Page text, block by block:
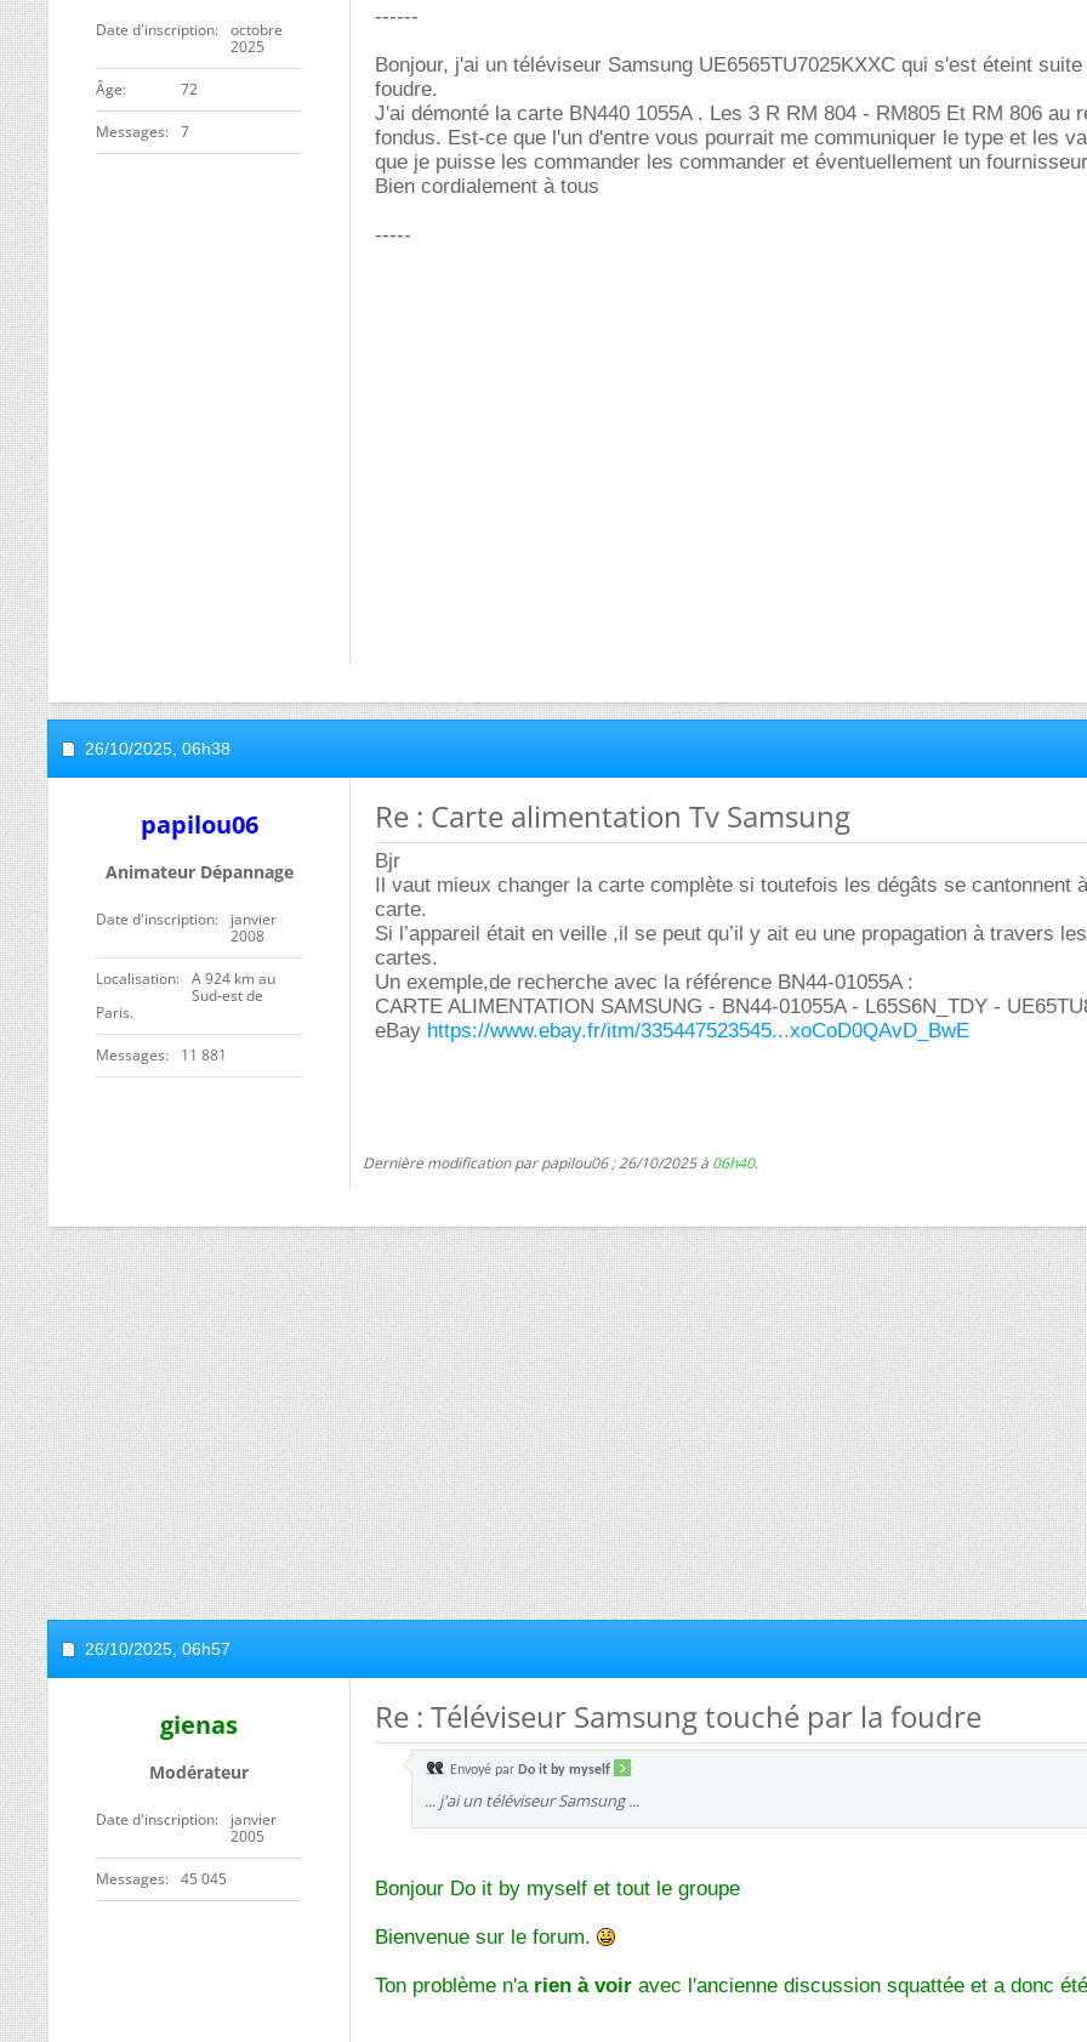
Date d'inscription
octobre
2025
ge 72
Messages 7
------
Bonjour, j'ai un téléviseur Samsung UE6565TU7025KXXC qui s'est éteint suite
foudre.
J'ai démonté la carte BN440 1055A . Les 3 R RM 804 - RM805 Et RM 806 au
fondus. Est-ce que l'un d'entre vous pourrait me communiquer le type et les
que je puisse les commander les commander et éventuellement un
Bien cordialement à tous
-----
26/10/2025, 06h38
papilou06
Animateur Dépannage
Date d'inscription
janvier
2008
Localisation
A 924 km au
Sud-est de
Paris.
Messages 11 881
Re : Carte alimentation Tv Samsung
Bjr
Il vaut mieux changer la carte complète si toutefois les dégâts se cantonnent
carte.
Si l’appareil était en veille ,il se peut qu’il y ait eu une propagation à travers
cartes.
Un exemple,de recherche avec la référence BN44-01055A :
CARTE ALIMENTATION SAMSUNG - BN44-01055A - L65S6N_TDY -
eBay https://www.ebay.fr/itm/335447523545...xoCoD0QAvD_BwE
Dernière modification par papilou06 ; 26/10/2025 à 06h40.
26/10/2025, 06h57
gienas
Modérateur
Date d'inscription
janvier
2005
Messages 45 045
Re : Téléviseur Samsung touché par la foudre
Envoyé par Do it by myself
... j'ai un téléviseur Samsung ...
Bonjour Do it by myself et tout le groupe
Bienvenue sur le forum.
Ton problème n'a rien à voir avec l'ancienne discussion squattée et a donc